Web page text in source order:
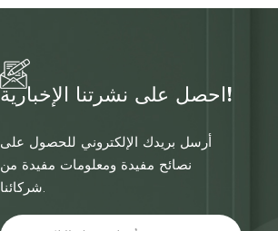
احصل على نشرتنا الإخبارية!
أرسل بريدك الإلكتروني للحصول على
نصائح مفيدة ومعلومات مفيدة من
شركائنا.